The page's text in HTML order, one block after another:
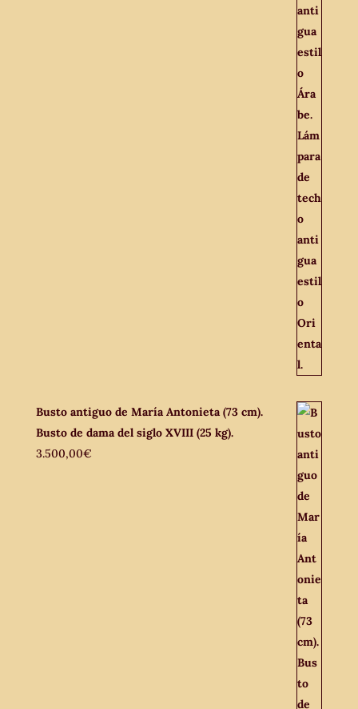
Busto antiguo de María Antonieta (73 cm).
Busto de dama del siglo XVIII (25 kg).
3.500,00€